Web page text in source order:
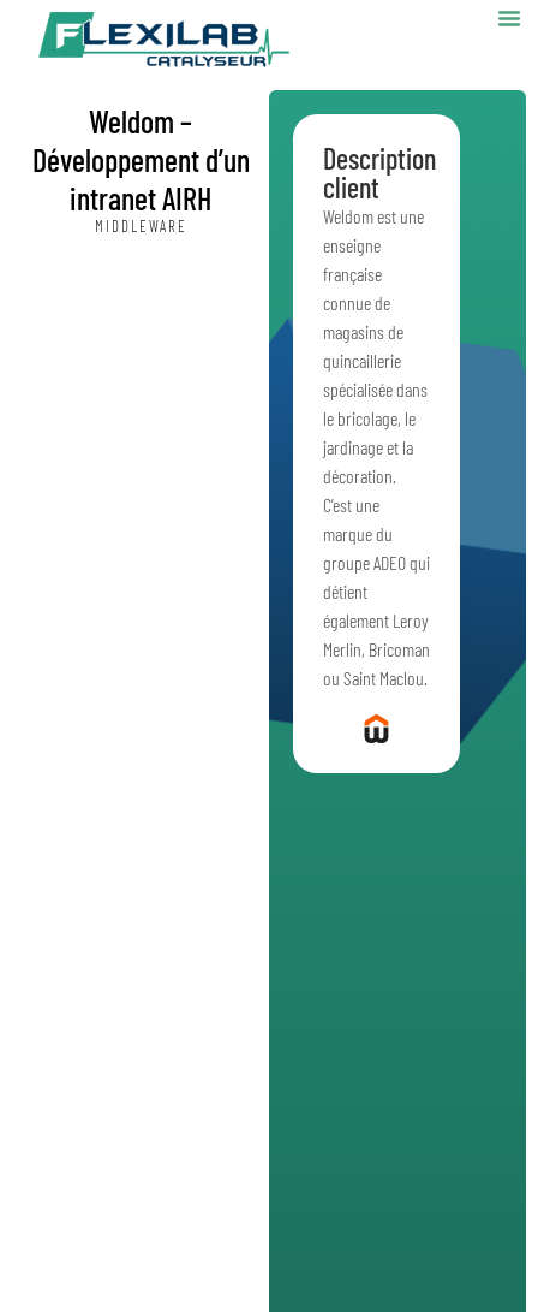
Weldom –
Développement d’un
intranet AIRH
MIDDLEWARE
Description
client
Weldom est une
enseigne
française
connue de
magasins de
quincaillerie
spécialisée dans
le bricolage, le
jardinage et la
décoration.
C’est une
marque du
groupe ADEO qui
détient
également Leroy
Merlin, Bricoman
ou Saint Maclou.